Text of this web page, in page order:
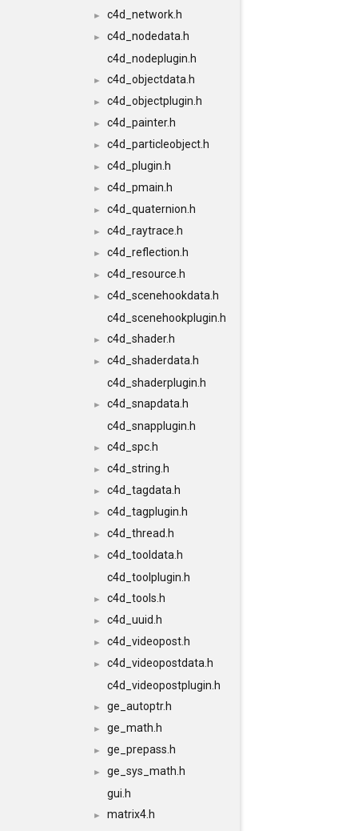
► c4d_network.h
►
c4d_nodedata.h
c4d_nodeplugin.h
► c4d_objectdata.h
► c4d_objectplugin.h
► c4d_painter.h
► c4d_particleobject.h
► c4d_plugin.h
► c4d_pmain.h
► c4d_quaternion.h
► c4d_raytrace.h
► c4d_reflection.h
► c4d_resource.h
►
c4d_scenehookdata.h
c4d_scenehookplugin.h
► c4d_shader.h
►
c4d_shaderdata.h
c4d_shaderplugin.h
►
c4d_snapdata.h
c4d_snapplugin.h
► c4d_spc.h
► c4d_string.h
► c4d_tagdata.h
► c4d_tagplugin.h
► c4d_thread.h
►
c4d_tooldata.h
c4d_toolplugin.h
► c4d_tools.h
► c4d_uuid.h
► c4d_videopost.h
►
c4d_videopostdata.h
c4d_videopostplugin.h
► ge_autoptr.h
► ge_math.h
► ge_prepass.h
►
ge_sys_math.h
gui.h
►
matrix4.h